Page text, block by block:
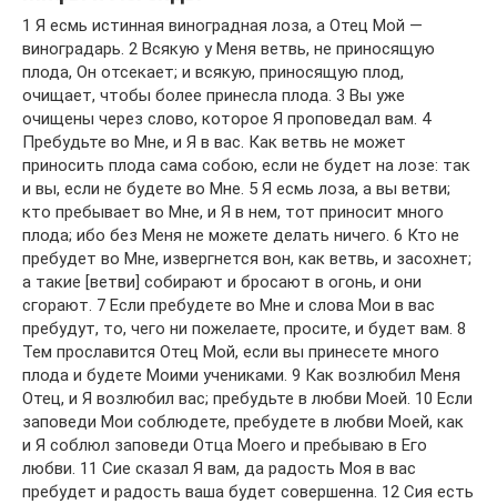
1 Я есмь истинная виноградная лоза, а Отец Мой —
виноградарь. 2 Всякую у Меня ветвь, не приносящую
плода, Он отсекает; и всякую, приносящую плод,
очищает, чтобы более принесла плода. 3 Вы уже
очищены через слово, которое Я проповедал вам. 4
Пребудьте во Мне, и Я в вас. Как ветвь не может
приносить плода сама собою, если не будет на лозе: так
и вы, если не будете во Мне. 5 Я есмь лоза, а вы ветви;
кто пребывает во Мне, и Я в нем, тот приносит много
плода; ибо без Меня не можете делать ничего. 6 Кто не
пребудет во Мне, извергнется вон, как ветвь, и засохнет;
а такие [ветви] собирают и бросают в огонь, и они
сгорают. 7 Если пребудете во Мне и слова Мои в вас
пребудут, то, чего ни пожелаете, просите, и будет вам. 8
Тем прославится Отец Мой, если вы принесете много
плода и будете Моими учениками. 9 Как возлюбил Меня
Отец, и Я возлюбил вас; пребудьте в любви Моей. 10 Если
заповеди Мои соблюдете, пребудете в любви Моей, как
и Я соблюл заповеди Отца Моего и пребываю в Его
любви. 11 Сие сказал Я вам, да радость Моя в вас
пребудет и радость ваша будет совершенна. 12 Сия есть